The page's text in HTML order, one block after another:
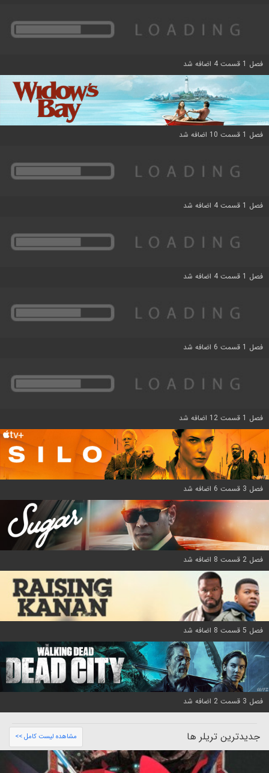
فصل 1 قسمت 4 اضافه شد
فصل 1 قسمت 10 اضافه شد
فصل 1 قسمت 4 اضافه شد
فصل 1 قسمت 4 اضافه شد
فصل 1 قسمت 6 اضافه شد
فصل 1 قسمت 12 اضافه شد
فصل 3 قسمت 6 اضافه شد
فصل 2 قسمت 8 اضافه شد
فصل 5 قسمت 8 اضافه شد
فصل 3 قسمت 2 اضافه شد
جدیدترین تریلر ها مشاهده لیست کامل >>